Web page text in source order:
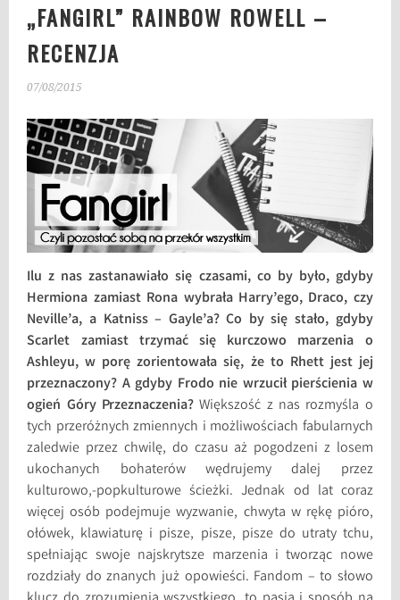
„FANGIRL” RAINBOW ROWELL –
RECENZJA
07/08/2015
Ilu z nas zastanawiało się czasami, co by było, gdyby
Hermiona zamiast Rona wybrała Harry’ego, Draco, czy
Neville’a, a Katniss – Gayle’a? Co by się stało, gdyby
Scarlet zamiast trzymać się kurczowo marzenia o
Ashleyu, w porę zorientowała się, że to Rhett jest jej
przeznaczony? A gdyby Frodo nie wrzucił pierścienia w
ogień Góry Przeznaczenia?Większość z nas rozmyśla o
tych przeróżnych zmiennych i możliwościach fabularnych
zaledwie przez chwilę, do czasu aż pogodzeni z losem
ukochanych bohaterów wędrujemy dalej przez
kulturowo,-popkulturowe ścieżki. Jednak od lat coraz
więcej osób podejmuje wyzwanie, chwyta w rękę pióro,
ołówek, klawiaturę i pisze, pisze, pisze do utraty tchu,
spełniając swoje najskrytsze marzenia i tworząc nowe
rozdziały do znanych już opowieści. Fandom – to słowo